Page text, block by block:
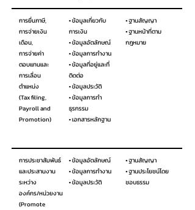
การยื่นภาษี,
การจ่ายเงิน
เดือน,
การจ่ายค่า
ตอบแทนและ
การเลื่อน
ตำแหน่ง
(Tax filing,
Payroll and
Promotion)
• ข้อมูลเกี่ยวกับ
การเงิน
• ข้อมูลอัตลักษณ์
• ข้อมูลการทำงาน
• ข้อมูลที่อยู่และที่
ติดต่อ
• ข้อมูลประวัติ
• ข้อมูลการทำ
ธุรกรรม
• เอกสารหลักฐาน
• ฐานสัญญา
• ฐานหน้าที่ตาม
กฎหมาย
การประชาสัมพันธ์
และประสานงาน
ระหว่าง
องค์กร/หน่วยงาน
(Promote
• ข้อมูลอัตลักษณ์
• ข้อมูลการทำงาน
• ข้อมูลประวัติ
• ฐานสัญญา
• ฐานประโยชน์โดย
ชอบธรรม